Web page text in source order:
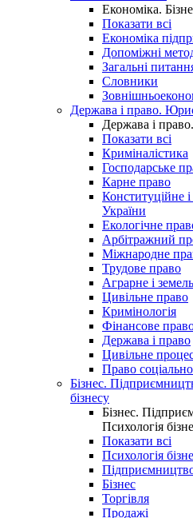
Економіка.
Показати всі
Економіка
Допоміжні
Загальні
Словники
Держава і право.
Держава і
Показати всі
Криміналістика
Господарське
Карне право
Конституційне
України
Екологічне
Арбітражний
Міжнародне
Трудове право
Аграрне і
Цивільне право
Кримінологія
Фінансове
Держава і право
Цивільне
Право
Бізнес.
бізнесу
Бізнес.
Психологія
Показати всі
Психологія
Бізнес
Торгівля
Продажі